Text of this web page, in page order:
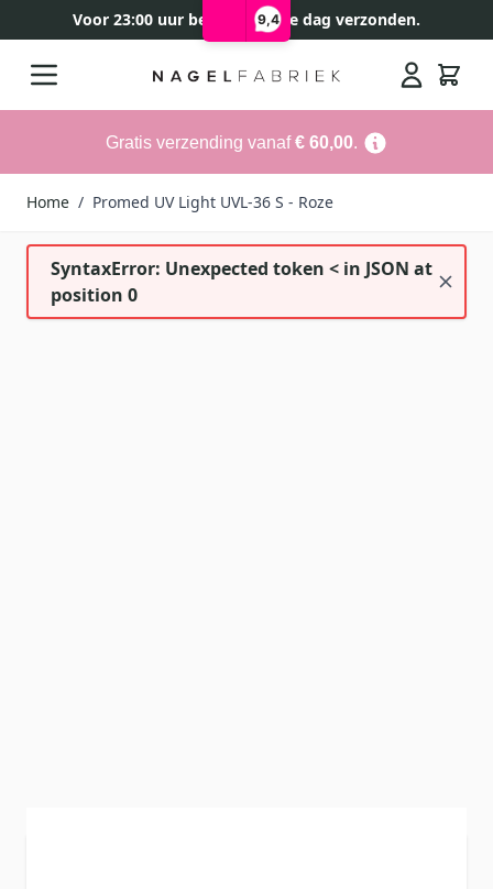
9,4
Voor 23:00 uur besteld, zelfde dag verzonden.
Gratis verzending vanaf€ 60,00.
Home / Promed UV Light UVL-36 S - Roze
SyntaxError: Unexpected token < in JSON at
position 0